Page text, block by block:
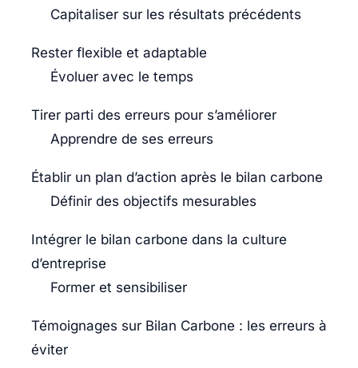
Capitaliser sur les résultats précédents
Rester flexible et adaptable
Évoluer avec le temps
Tirer parti des erreurs pour s’améliorer
Apprendre de ses erreurs
Établir un plan d’action après le bilan carbone
Définir des objectifs mesurables
Intégrer le bilan carbone dans la culture
d’entreprise
Former et sensibiliser
Témoignages sur Bilan Carbone : les erreurs à
éviter